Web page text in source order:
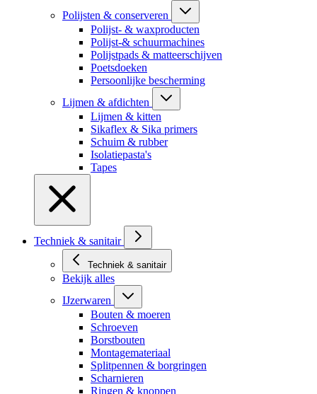
Polijsten & conserveren
Polijst- & waxproducten
Polijst-& schuurmachines
Polijstpads & matteerschijven
Poetsdoeken
Persoonlijke bescherming
Lijmen & afdichten
Lijmen & kitten
Sikaflex & Sika primers
Schuim & rubber
Isolatiepasta's
Tapes
Techniek & sanitair
Techniek & sanitair
Bekijk alles
IJzerwaren
Bouten & moeren
Schroeven
Borstbouten
Montagemateriaal
Splitpennen & borgringen
Scharnieren
Ringen & knoppen